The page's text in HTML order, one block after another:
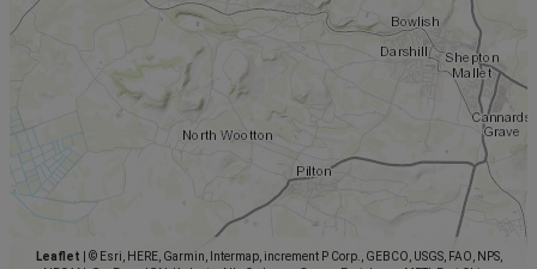
Leaflet
© Esri, HERE, Garmin, Intermap, increment P Corp., GEBCO, USGS, FAO, NPS,